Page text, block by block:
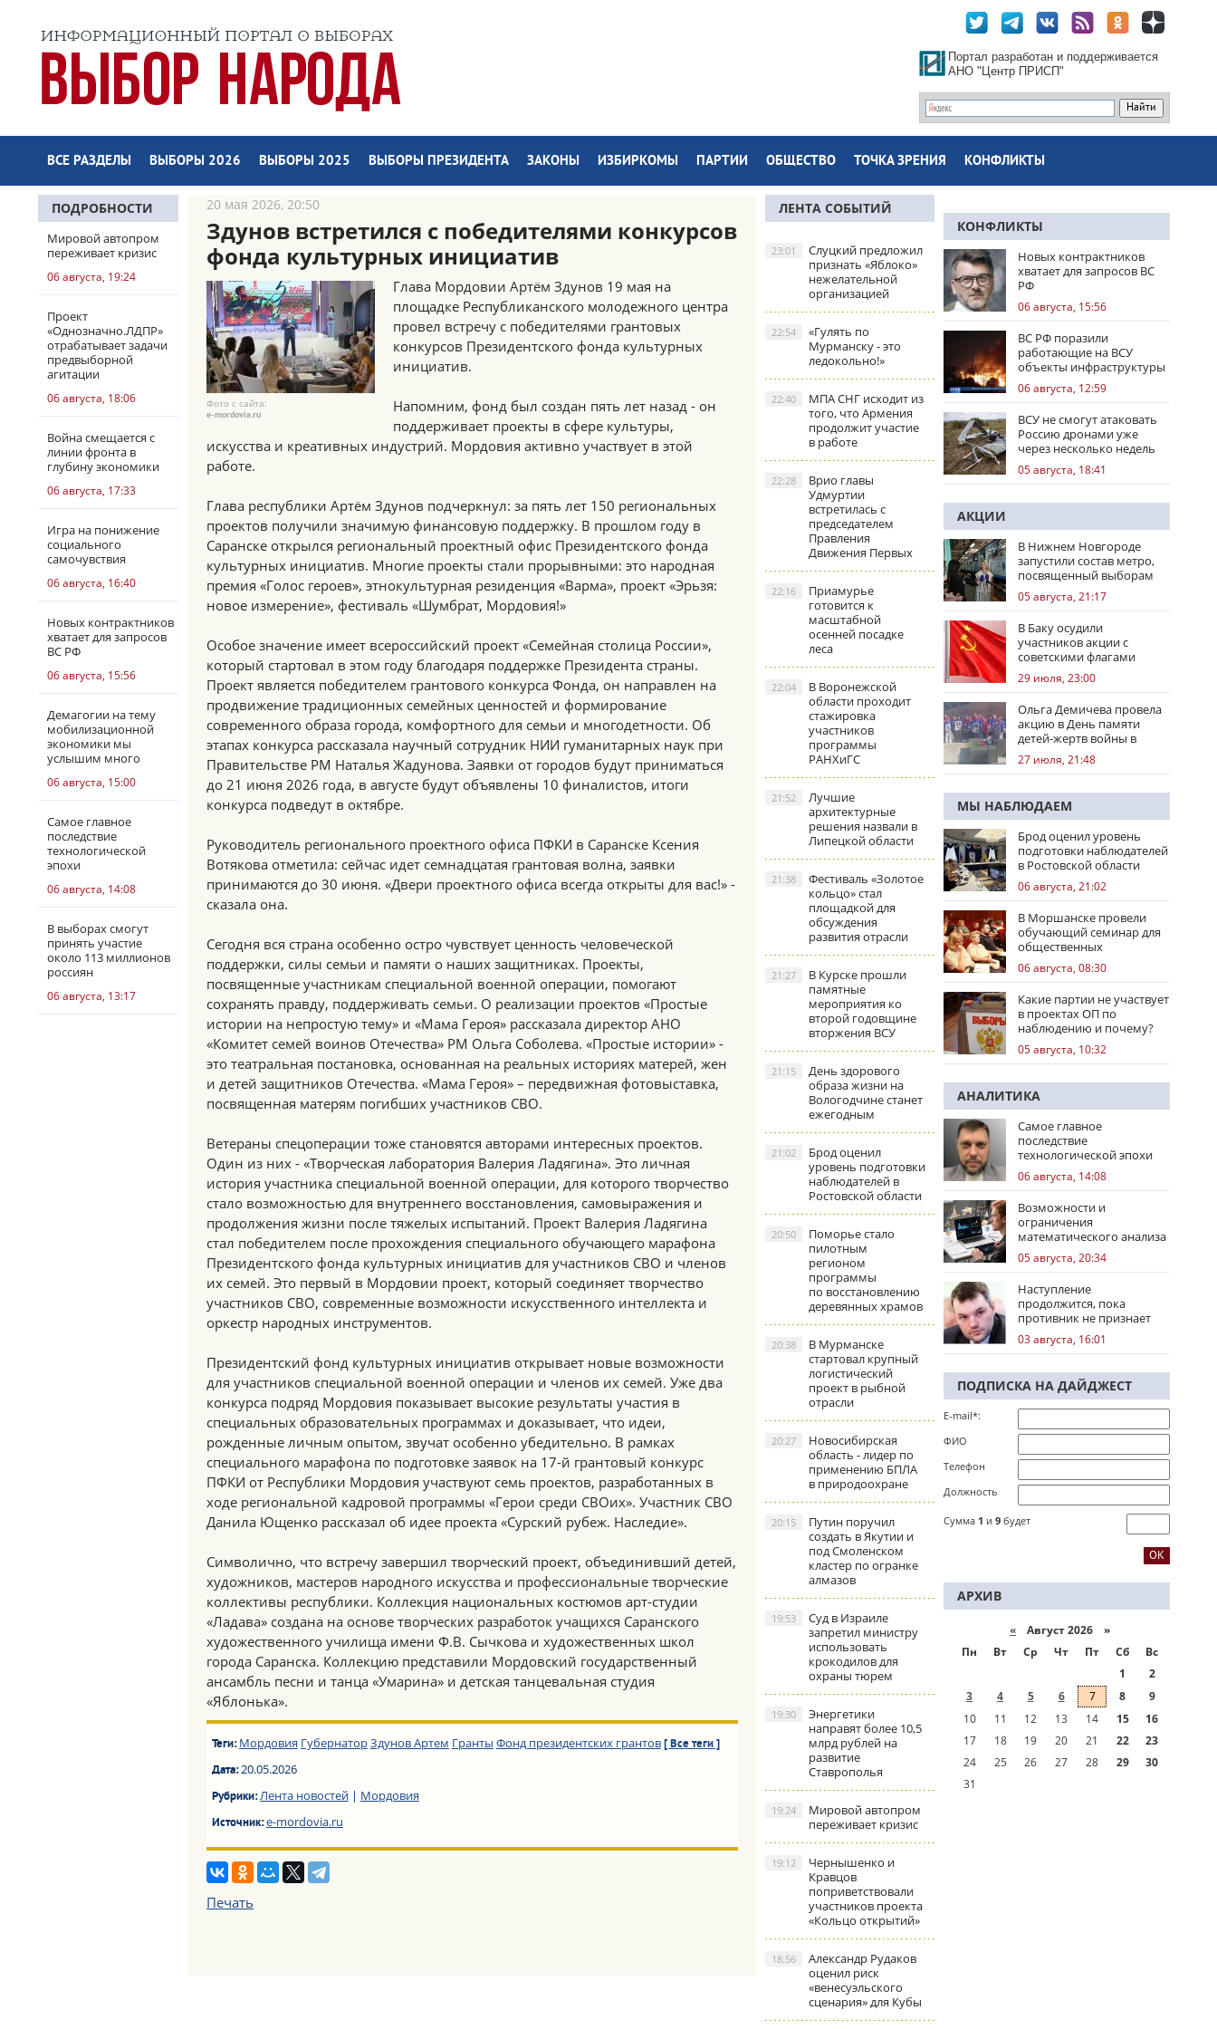
Портал разработан и поддерживается
АНО "Центр ПРИСП"
ВСЕ РАЗДЕЛЫ ВЫБОРЫ 2026 ВЫБОРЫ 2025 ВЫБОРЫ ПРЕЗИДЕНТА ЗАКОНЫ ИЗБИРКОМЫ ПАРТИИ ОБЩЕСТВО ТОЧКА ЗРЕНИЯ КОНФЛИКТЫ
ПОДРОБНОСТИ
Мировой автопром
переживает кризис
06 августа, 19:24
Проект
«Однозначно.ЛДПР»
отрабатывает задачи
предвыборной
агитации
06 августа, 18:06
Война смещается с
линии фронта в
глубину экономики
06 августа, 17:33
Игра на понижение
социального
самочувствия
06 августа, 16:40
Новых контрактников
хватает для запросов
ВС РФ
06 августа, 15:56
Демагогии на тему
мобилизационной
экономики мы
услышим много
06 августа, 15:00
Самое главное
последствие
технологической
эпохи
06 августа, 14:08
В выборах смогут
принять участие
около 113 миллионов
россиян
06 августа, 13:17
20 мая 2026, 20:50
Здунов встретился с победителями конкурсов
фонда культурных инициатив
Фото с сайта:
e-mordovia.ru
Глава Мордовии Артём Здунов 19 мая на
площадке Республиканского молодежного центра
провел встречу с победителями грантовых
конкурсов Президентского фонда культурных
инициатив.
Напомним, фонд был создан пять лет назад - он
поддерживает проекты в сфере культуры,
искусства и креативных индустрий. Мордовия активно участвует в этой
работе.
Глава республики Артём Здунов подчеркнул: за пять лет 150 региональных
проектов получили значимую финансовую поддержку. В прошлом году в
Саранске открылся региональный проектный офис Президентского фонда
культурных инициатив. Многие проекты стали прорывными: это народная
премия «Голос героев», этнокультурная резиденция «Варма», проект «Эрьзя:
новое измерение», фестиваль «Шумбрат, Мордовия!»
Особое значение имеет всероссийский проект «Семейная столица России»,
который стартовал в этом году благодаря поддержке Президента страны.
Проект является победителем грантового конкурса Фонда, он направлен на
продвижение традиционных семейных ценностей и формирование
современного образа города, комфортного для семьи и многодетности. Об
этапах конкурса рассказала научный сотрудник НИИ гуманитарных наук при
Правительстве РМ Наталья Жадунова. Заявки от городов будут приниматься
до 21 июня 2026 года, в августе будут объявлены 10 финалистов, итоги
конкурса подведут в октябре.
Руководитель регионального проектного офиса ПФКИ в Саранске Ксения
Вотякова отметила: сейчас идет семнадцатая грантовая волна, заявки
принимаются до 30 июня. «Двери проектного офиса всегда открыты для вас!» -
сказала она.
Сегодня вся страна особенно остро чувствует ценность человеческой
поддержки, силы семьи и памяти о наших защитниках. Проекты,
посвященные участникам специальной военной операции, помогают
сохранять правду, поддерживать семьи. О реализации проектов «Простые
истории на непростую тему» и «Мама Героя» рассказала директор АНО
«Комитет семей воинов Отечества» РМ Ольга Соболева. «Простые истории» -
это театральная постановка, основанная на реальных историях матерей, жен
и детей защитников Отечества. «Мама Героя» – передвижная фотовыставка,
посвященная матерям погибших участников СВО.
Ветераны спецоперации тоже становятся авторами интересных проектов.
Один из них - «Творческая лаборатория Валерия Ладягина». Это личная
история участника специальной военной операции, для которого творчество
стало возможностью для внутреннего восстановления, самовыражения и
продолжения жизни после тяжелых испытаний. Проект Валерия Ладягина
стал победителем после прохождения специального обучающего марафона
Президентского фонда культурных инициатив для участников СВО и членов
их семей. Это первый в Мордовии проект, который соединяет творчество
участников СВО, современные возможности искусственного интеллекта и
оркестр народных инструментов.
Президентский фонд культурных инициатив открывает новые возможности
для участников специальной военной операции и членов их семей. Уже два
конкурса подряд Мордовия показывает высокие результаты участия в
специальных образовательных программах и доказывает, что идеи,
рожденные личным опытом, звучат особенно убедительно. В рамках
специального марафона по подготовке заявок на 17-й грантовый конкурс
ПФКИ от Республики Мордовия участвуют семь проектов, разработанных в
ходе региональной кадровой программы «Герои среди СВОих». Участник СВО
Данила Ющенко рассказал об идее проекта «Сурский рубеж. Наследие».
Символично, что встречу завершил творческий проект, объединивший детей,
художников, мастеров народного искусства и профессиональные творческие
коллективы республики. Коллекция национальных костюмов арт-студии
«Ладава» создана на основе творческих разработок учащихся Саранского
художественного училища имени Ф.В. Сычкова и художественных школ
города Саранска. Коллекцию представили Мордовский государственный
ансамбль песни и танца «Умарина» и детская танцевальная студия
«Яблонька».
Теги: Мордовия ГубернаторЗдунов Артем Гранты Фонд президентских грантов [ Все теги ]
Дата:20.05.2026
Рубрики:Лента новостей| Мордовия
Источник:e-mordovia.ru
Печать
ЛЕНТА СОБЫТИЙ
Слуцкий предложил
признать «Яблоко»
нежелательной
организацией
23:01
«Гулять по
Мурманску - это
ледокольно!»
22:54
МПА СНГ исходит из
того, что Армения
продолжит участие
в работе
22:40
Врио главы
Удмуртии
встретилась с
председателем
Правления
Движения Первых
22:28
Приамурье
готовится к
масштабной
осенней посадке
леса
22:16
В Воронежской
области проходит
стажировка
участников
программы
РАНХиГС
22:04
Лучшие
архитектурные
решения назвали в
Липецкой области
21:52
Фестиваль «Золотое
кольцо» стал
площадкой для
обсуждения
развития отрасли
21:38
В Курске прошли
памятные
мероприятия ко
второй годовщине
вторжения ВСУ
21:27
День здорового
образа жизни на
Вологодчине станет
ежегодным
21:15
Брод оценил
уровень подготовки
наблюдателей в
Ростовской области
21:02
Поморье стало
пилотным
регионом
программы
по восстановлению
деревянных храмов
20:50
В Мурманске
стартовал крупный
логистический
проект в рыбной
отрасли
20:38
Новосибирская
область - лидер по
применению БПЛА
в природоохране
20:27
Путин поручил
создать в Якутии и
под Смоленском
кластер по огранке
алмазов
20:15
Суд в Израиле
запретил министру
использовать
крокодилов для
охраны тюрем
19:53
Энергетики
направят более 10,5
млрд рублей на
развитие
Ставрополья
19:30
Мировой автопром
переживает кризис
19:24
Чернышенко и
Кравцов
поприветствовали
участников проекта
«Кольцо открытий»
19:12
Александр Рудаков
оценил риск
«венесуэльского
сценария» для Кубы
18:56
КОНФЛИКТЫ
Новых контрактников
хватает для запросов ВС
РФ
06 августа, 15:56
ВС РФ поразили
работающие на ВСУ
объекты инфраструктуры
и центры логистики
06 августа, 12:59
ВСУ не смогут атаковать
Россию дронами уже
через несколько недель
05 августа, 18:41
АКЦИИ
В Нижнем Новгороде
запустили состав метро,
посвященный выборам
05 августа, 21:17
В Баку осудили
участников акции с
советскими флагами
29 июля, 23:00
Ольга Демичева провела
акцию в День памяти
детей-жертв войны в
Донбассе
27 июля, 21:48
МЫ НАБЛЮДАЕМ
Брод оценил уровень
подготовки наблюдателей
в Ростовской области
06 августа, 21:02
В Моршанске провели
обучающий семинар для
общественных
наблюдателей
06 августа, 08:30
Какие партии не участвует
в проектах ОП по
наблюдению и почему?
05 августа, 10:32
АНАЛИТИКА
Самое главное
последствие
технологической эпохи
06 августа, 14:08
Возможности и
ограничения
математического анализа
избирательных кампаний
05 августа, 20:34
Наступление
продолжится, пока
противник не признает
стратегическое
поражение
03 августа, 16:01
ПОДПИСКА НА ДАЙДЖЕСТ
E-mail*:
ФИО
Телефон
Должность
Сумма 1 и 9 будет
АРХИВ
« Август 2026 »
Пн
Вт Ср Чт Пт Сб
Вс
1
2
3
4 5 6 7 8
9
10
11 12 13 14 15
16
17
18 19 20 21 22
23
24
25 26 27 28 29
30
31